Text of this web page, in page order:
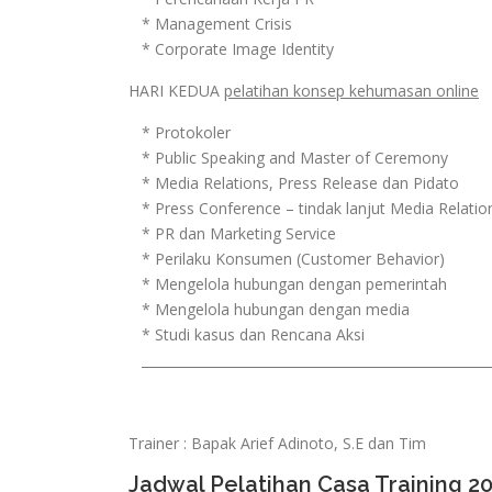
* Management Crisis
* Corporate Image Identity
HARI KEDUA pelatihan konsep kehumasan online
* Protokoler
* Public Speaking and Master of Ceremony
* Media Relations, Press Release dan Pidato
* Press Conference – tindak lanjut Media
* PR dan Marketing Service
* Perilaku Konsumen (Customer Behavior)
* Mengelola hubungan dengan pemerintah
* Mengelola hubungan dengan media
* Studi kasus dan Rencana Aksi
Trainer : Bapak Arief Adinoto, S.E dan Tim
Jadwal Pelatihan Casa Training